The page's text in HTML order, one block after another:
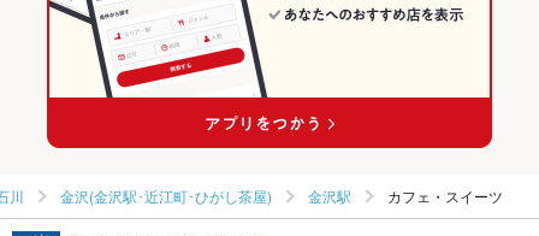
川 金沢(金沢駅･近江町･ひがし茶屋) 金沢駅 カフェ・スイーツ